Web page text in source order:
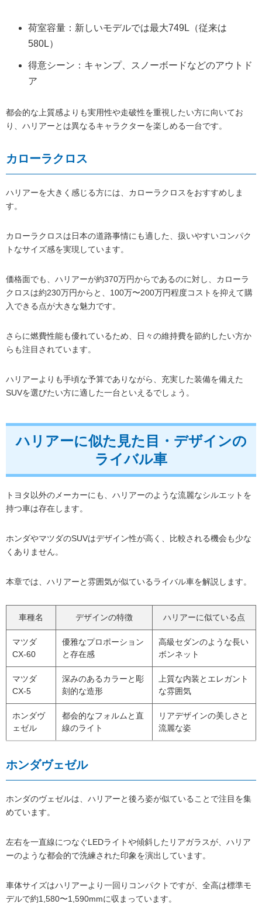
荷室容量：新しいモデルでは最大749L（従来は
580L）
得意シーン：キャンプ、スノーボードなどのアウトド
ア
都会的な上質感よりも実用性や走破性を重視したい方に向いてお
り、ハリアーとは異なるキャラクターを楽しめる一台です。
カローラクロス
ハリアーを大きく感じる方には、カローラクロスをおすすめしま
す。
カローラクロスは日本の道路事情にも適した、扱いやすいコンパク
トなサイズ感を実現しています。
価格面でも、ハリアーが約370万円からであるのに対し、カローラ
クロスは約230万円からと、100万〜200万円程度コストを抑えて購
入できる点が大きな魅力です。
さらに燃費性能も優れているため、日々の維持費を節約したい方か
らも注目されています。
ハリアーよりも手頃な予算でありながら、充実した装備を備えた
SUVを選びたい方に適した一台といえるでしょう。
ハリアーに似た見た目・デザインの
ライバル車
トヨタ以外のメーカーにも、ハリアーのような流麗なシルエットを
持つ車は存在します。
ホンダやマツダのSUVはデザイン性が高く、比較される機会も少な
くありません。
本章では、ハリアーと雰囲気が似ているライバル車を解説します。
車種名 デザインの特徴 ハリアーに似ている点
マツダ
CX-60
優雅なプロポーション
と存在感
高級セダンのような長い
ボンネット
マツダ
CX-5
深みのあるカラーと彫
刻的な造形
上質な内装とエレガント
な雰囲気
ホンダヴ
ェゼル
都会的なフォルムと直
線のライト
リアデザインの美しさと
流麗な姿
ホンダヴェゼル
ホンダのヴェゼルは、ハリアーと後ろ姿が似ていることで注目を集
めています。
左右を一直線につなぐLEDライトや傾斜したリアガラスが、ハリア
ーのような都会的で洗練された印象を演出しています。
車体サイズはハリアーより一回りコンパクトですが、全高は標準モ
デルで約1,580〜1,590mmに収まっています。